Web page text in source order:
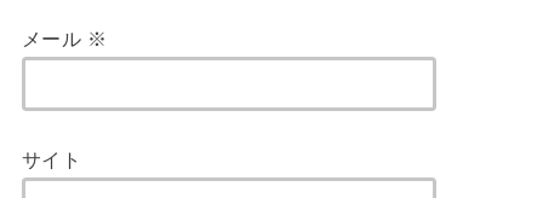
メール ※
サイト